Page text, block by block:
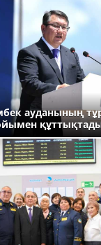
ауданының